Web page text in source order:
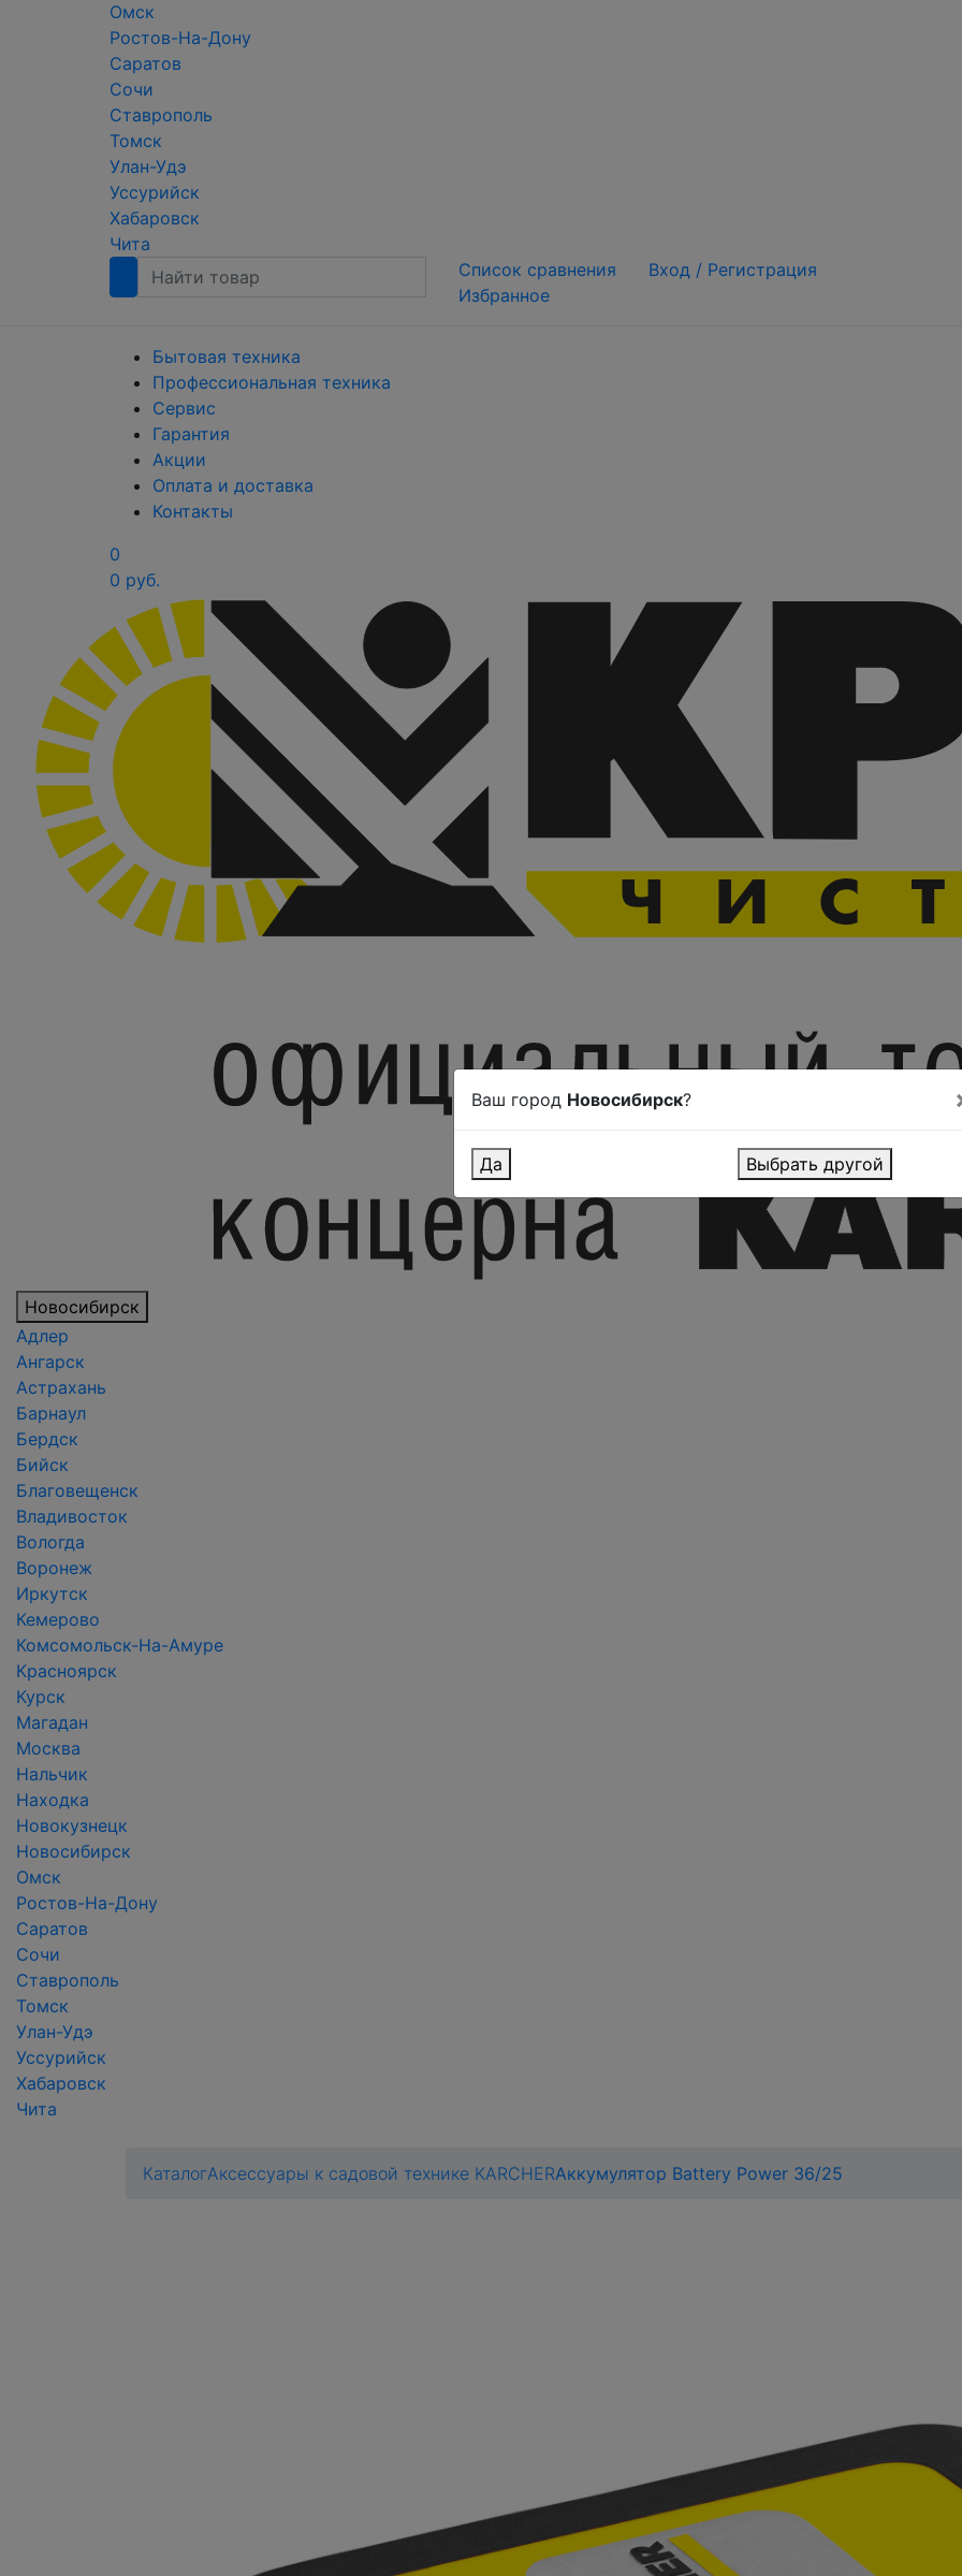
Омск
Ростов-На-Дону
Саратов
Сочи
Ставрополь
Томск
Улан-Удэ
Уссурийск
Хабаровск
Чита
Список сравнения
Избранное
Вход / Регистрация
Бытовая техника
Профессиональная техника
Сервис
Гарантия
Акции
Оплата и доставка
Контакты
0
0 руб.
Новосибирск
Адлер
Ангарск
Астрахань
Барнаул
Бердск
Бийск
Благовещенск
Владивосток
Вологда
Воронеж
Иркутск
Кемерово
Комсомольск-На-Амуре
Красноярск
Курск
Магадан
Москва
Нальчик
Находка
Новокузнецк
Новосибирск
Омск
Ростов-На-Дону
Саратов
Сочи
Ставрополь
Томск
Улан-Удэ
Уссурийск
Хабаровск
Чита
КаталогАксессуары к садовой технике KARCHERАккумулятор Battery Power 36/25
Ваш город Новосибирск?
Да Выбрать другой